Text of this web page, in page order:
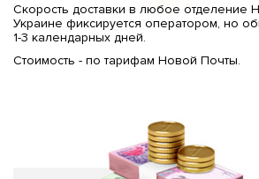
Скорость доставки в любое отделение
Украине фиксируется оператором, но
1-3 календарных дней.
Стоимость - по тарифам Новой Почты.